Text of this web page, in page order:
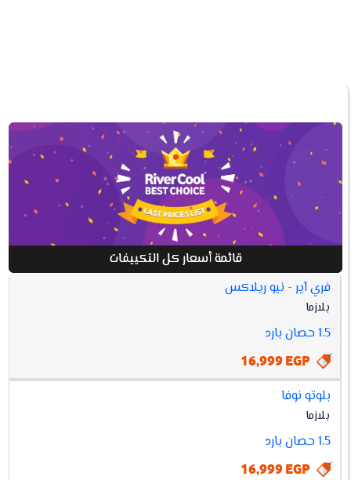
قائمة أسعار كل التكييفات
افضل
أسعار
كل
التكييفات
فري آير - نيو ريلاكس
بلازما
1.5 حصان بارد
16,999 EGP
بلوتو نوفا
بلازما
1.5 حصان بارد
16,999 EGP